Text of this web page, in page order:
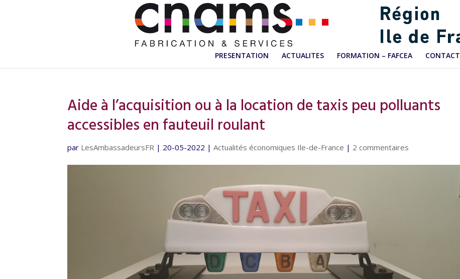
PRESENTATION ACTUALITES FORMATION – FAFCEA CONTACT
Aide à l’acquisition ou à la location de taxis peu polluants
accessibles en fauteuil roulant
par LesAmbassadeursFR | 20-05-2022 |Actualités économiques Ile-de-France | 2 commentaires